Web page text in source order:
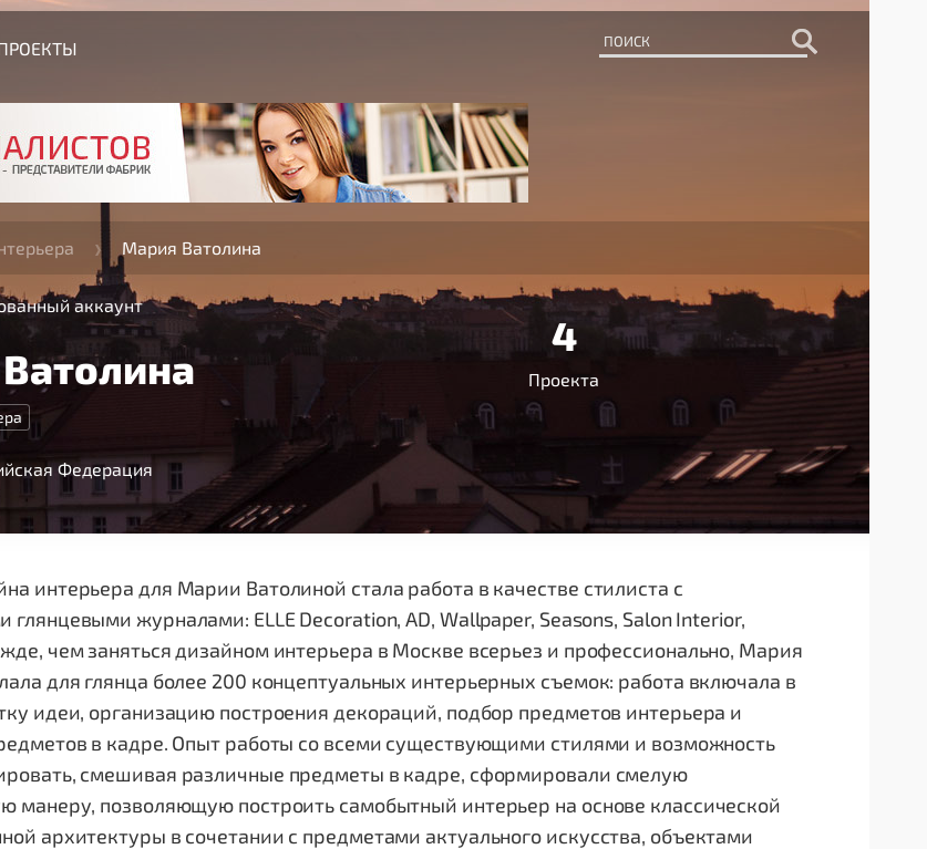
Мария Ватолина
аккаунт
Федерация
4
Проекта
интерьера для Марии Ватолиной стала работа в качестве стилиста с
глянцевыми журналами: ELLE Decoration, AD, Wallpaper, Seasons, Salon Interior,
чем заняться дизайном интерьера в Москве всерьез и профессионально, Мария
для глянца более 200 концептуальных интерьерных съемок: работа включала в
идеи, организацию построения декораций, подбор предметов интерьера и
в кадре. Опыт работы со всеми существующими стилями и возможность
смешивая различные предметы в кадре, сформировали смелую
манеру, позволяющую построить самобытный интерьер на основе классической
архитектуры в сочетании с предметами актуального искусства, объектами